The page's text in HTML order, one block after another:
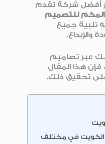
أفضل شركة تقدم
للتصميم
تلبية جميع
عبر تصاميم
هذا المقال
تحقيق ذلك.
في مختلف